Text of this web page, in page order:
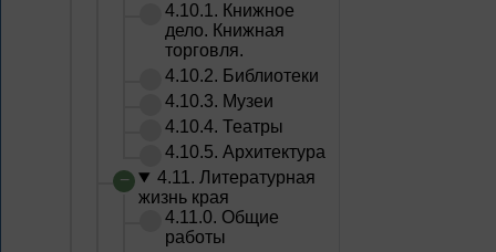
4.10.1. Книжное
дело. Книжная
торговля.
4.10.2. Библиотеки
4.10.3. Музеи
4.10.4. Театры
4.10.5. Архитектура
4.11. Литературная
жизнь края
4.11.0. Общие
работы